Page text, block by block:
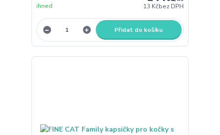
13 Kčbez DPH
ihned
Přidat do košíku